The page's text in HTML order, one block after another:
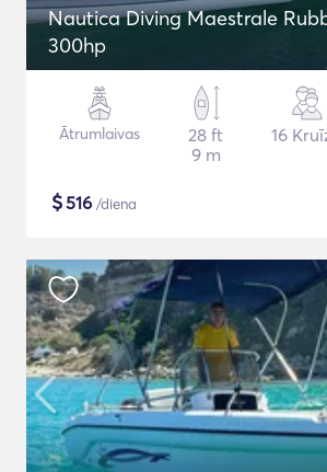
Nautica Diving Maestrale
300hp
Ātrumlaivas
28 ft
9 m
16
$516 /diena